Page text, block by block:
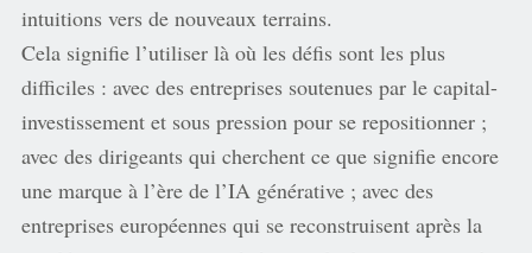
intuitions vers de nouveaux terrains.
Cela signifie l’utiliser là où les défis sont les plus
difficiles : avec des entreprises soutenues par le capital-
investissement et sous pression pour se repositionner ;
avec des dirigeants qui cherchent ce que signifie encore
une marque à l’ère de l’IA générative ; avec des
entreprises européennes qui se reconstruisent après la